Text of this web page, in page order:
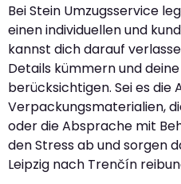
Bei Stein Umzugsservice
einen individuellen und
kannst dich darauf
Details kümmern und
berücksichtigen. Sei es die
Verpackungsmaterialien,
oder die Absprache mit
den Stress ab und sorgen
Leipzig nach Trenčín